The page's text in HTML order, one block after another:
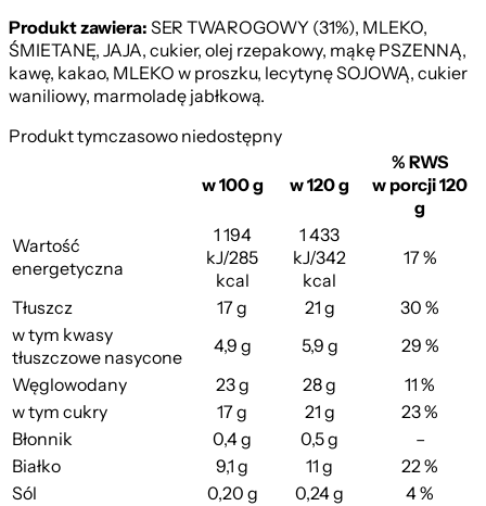
Produkt zawiera:SER TWAROGOWY (31%), MLEKO,
ŚMIETANĘ, JAJA, cukier, olej rzepakowy, mąkę PSZENNĄ,
kawę, kakao, MLEKO w proszku, lecytynę SOJOWĄ, cukier
waniliowy, marmoladę jabłkową.
Produkt tymczasowo niedostępny
w 100 g w 120 g
% RWS
w porcji 120
g
Wartość
energetyczna
1 194
kJ/285
kcal
1 433
kJ/342
kcal
17 %
Tłuszcz 17 g 21 g
30 %
w tym kwasy
tłuszczowe nasycone
4,9 g 5,9 g
29 %
Węglowodany
23 g 28 g
11 %
w tym cukry
17 g 21 g
23 %
Błonnik
0,4 g 0,5 g
–
Białko
9,1 g 11 g
22 %
Sól
0,20 g 0,24 g 4 %